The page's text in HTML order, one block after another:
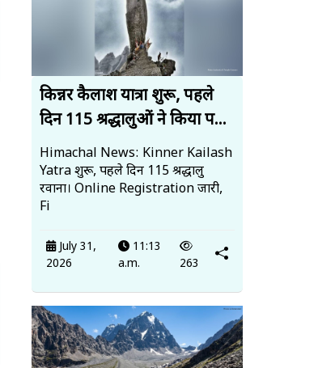
किन्नर कैलाश यात्रा शुरू, पहले
दिन 115 श्रद्धालुओं ने किया प...
Himachal News: Kinner Kailash
Yatra शुरू, पहले दिन 115 श्रद्धालु
रवाना। Online Registration जारी,
Fi
July 31,
2026
11:13
a.m.
263